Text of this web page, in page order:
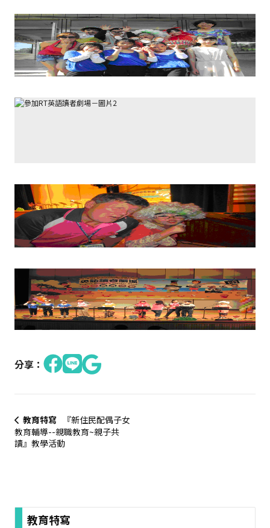
分享：
教育特寫
『新住民配偶子女
教育輔導--親職教育~親子共
讀』教學活動
:::教育特寫